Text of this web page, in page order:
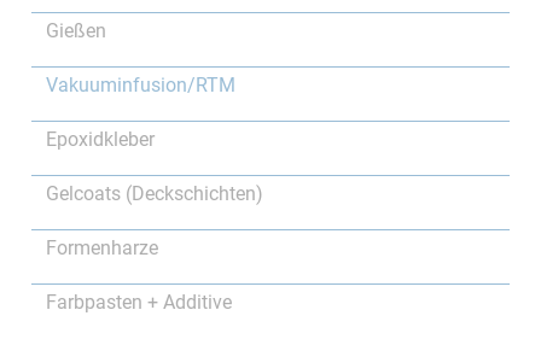
Gießen
Vakuuminfusion/RTM
Epoxidkleber
Gelcoats (Deckschichten)
Formenharze
Farbpasten + Additive